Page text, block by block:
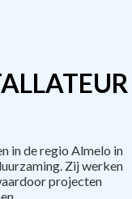
in de regio Almelo in
Zij werken
projecten